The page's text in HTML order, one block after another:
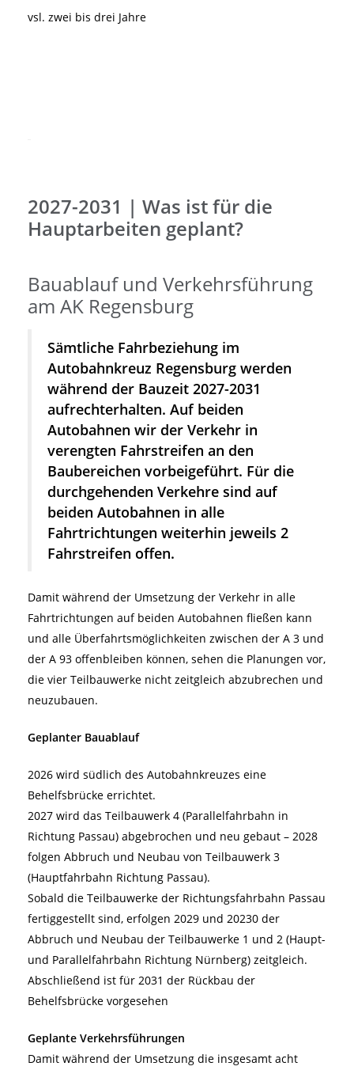
vsl. zwei bis drei Jahre
2027-2031 | Was ist für die
Hauptarbeiten geplant?
Bauablauf und Verkehrsführung
am AK Regensburg
Sämtliche Fahrbeziehung im
Autobahnkreuz Regensburg werden
während der Bauzeit 2027-2031
aufrechterhalten. Auf beiden
Autobahnen wir der Verkehr in
verengten Fahrstreifen an den
Baubereichen vorbeigeführt. Für die
durchgehenden Verkehre sind auf
beiden Autobahnen in alle
Fahrtrichtungen weiterhin jeweils 2
Fahrstreifen offen.
Damit während der Umsetzung der Verkehr in alle
Fahrtrichtungen auf beiden Autobahnen fließen kann
und alle Überfahrtsmöglichkeiten zwischen der A 3 und
der A 93 offenbleiben können, sehen die Planungen vor,
die vier Teilbauwerke nicht zeitgleich abzubrechen und
neuzubauen.
Geplanter Bauablauf
2026 wird südlich des Autobahnkreuzes eine
Behelfsbrücke errichtet.
2027 wird das Teilbauwerk 4 (Parallelfahrbahn in
Richtung Passau) abgebrochen und neu gebaut – 2028
folgen Abbruch und Neubau von Teilbauwerk 3
(Hauptfahrbahn Richtung Passau).
Sobald die Teilbauwerke der Richtungsfahrbahn Passau
fertiggestellt sind, erfolgen 2029 und 20230 der
Abbruch und Neubau der Teilbauwerke 1 und 2 (Haupt-
und Parallelfahrbahn Richtung Nürnberg) zeitgleich.
Abschließend ist für 2031 der Rückbau der
Behelfsbrücke vorgesehen
Geplante Verkehrsführungen
Damit während der Umsetzung die insgesamt acht